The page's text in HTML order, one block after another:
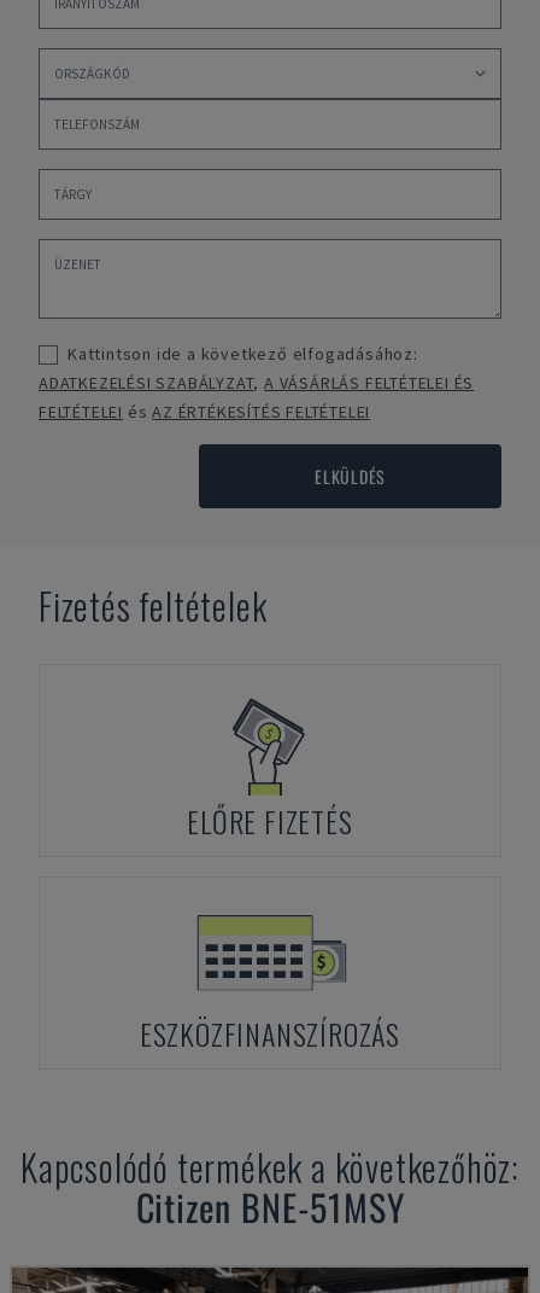
Kattintson ide a következő elfogadásához:
ADATKEZELÉSI SZABÁLYZAT,A VÁSÁRLÁS FELTÉTELEI ÉS
FELTÉTELEI ésAZ ÉRTÉKESÍTÉS FELTÉTELEI
ELKÜLDÉS
Fizetés feltételek
ELŐRE FIZETÉS
ESZKÖZFINANSZÍROZÁS
Kapcsolódó termékek a következőhöz:
Citizen BNE-51MSY